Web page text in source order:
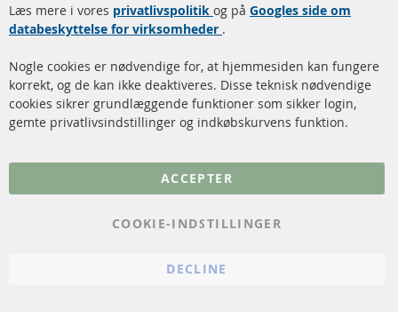
rengøring
Katalysator (KAT)
Sensorer
FAQ
Kontakt
Læs mere i vores privatlivspolitik og på Googles side om
databeskyttelse for virksomheder .
Nogle cookies er nødvendige for, at hjemmesiden kan fungere
korrekt, og de kan ikke deaktiveres. Disse teknisk nødvendige
cookies sikrer grundlæggende funktioner som sikker login,
gemte privatlivsindstillinger og indkøbskurvens funktion.
ACCEPTER
COOKIE-INDSTILLINGER
DECLINE